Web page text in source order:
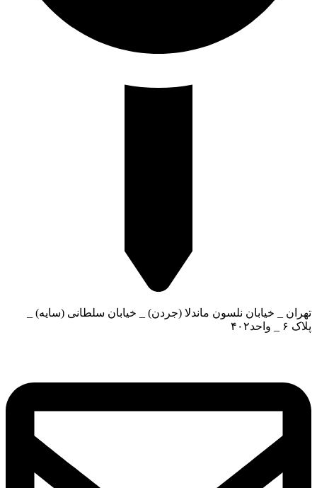
تهران _ خیابان نلسون ماندلا (جردن) _ خیابان سلطانی (سایه) _
پلاک ۶ _ واحد۴۰۲